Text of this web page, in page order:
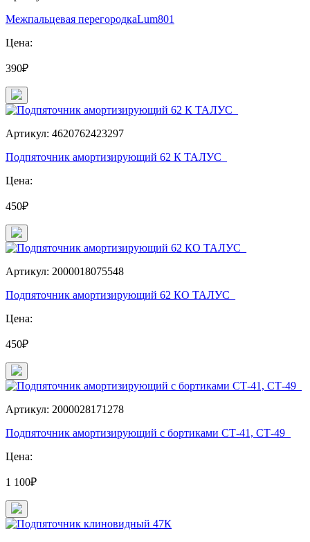
Межпальцевая перегородкаLum801
Цена:
390₽
Артикул: 4620762423297
Подпяточник амортизирующий 62 К ТАЛУС_
Цена:
450₽
Артикул: 2000018075548
Подпяточник амортизирующий 62 КО ТАЛУС_
Цена:
450₽
Артикул: 2000028171278
Подпяточник амортизирующий с бортиками СТ-41, СТ-49_
Цена:
1 100₽